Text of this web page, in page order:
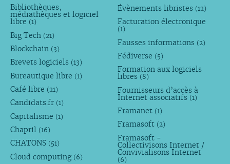
Bibliothèques,
médiathèques et logiciel
libre (1)
Big Tech (21)
Blockchain (3)
Brevets logiciels (13)
Bureautique libre (1)
Café libre (21)
Candidats.fr (1)
Capitalisme (1)
Chapril (16)
CHATONS (51)
Cloud computing (6)
Évènements libristes (12)
Facturation électronique
(1)
Fausses informations (2)
Fédiverse (5)
Formation aux logiciels
libres (8)
Fournisseurs d’accès à
Internet associatifs (1)
Framanet (1)
Framasoft (2)
Framasoft -
Collectivisons Internet /
Convivialisons Internet
(6)